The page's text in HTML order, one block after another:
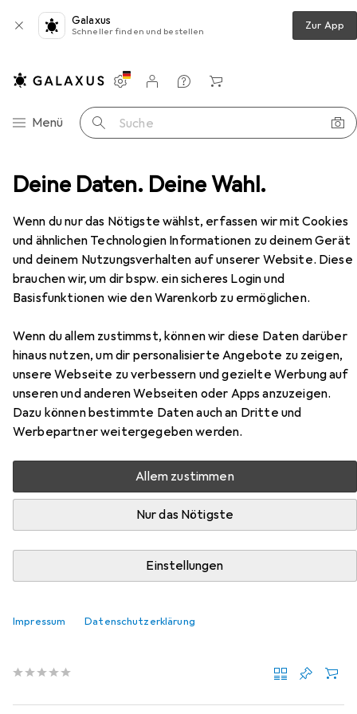
Deine Daten. Deine Wahl.
Wenn du nur das Nötigste wählst, erfassen wir mit Cookies
und ähnlichen Technologien Informationen zu deinem Gerät
und deinem Nutzungsverhalten auf unserer Website. Diese
brauchen wir, um dir bspw. ein sicheres Login und
Basisfunktionen wie den Warenkorb zu ermöglichen.
Wenn du allem zustimmst, können wir diese Daten darüber
hinaus nutzen, um dir personalisierte Angebote zu zeigen,
unsere Webseite zu verbessern und gezielte Werbung auf
unseren und anderen Webseiten oder Apps anzuzeigen.
Dazu können bestimmte Daten auch an Dritte und
Werbepartner weitergegeben werden.
Allem zustimmen
Nur das Nötigste
Einstellungen
Impressum Datenschutzerklärung
Galaxus
Schneller finden und bestellen Zur App
Navigation nach Kategorien
Menü Suche
Einstellungen
Kundenkonto
Vergleichslisten
Merklisten
Warenkorb
Couchtisch + Beistelltisch Skye Decor Onyx
EUR
93,90
Skye Decor Onyx
40 x 50 cm
Zubehör für Skye Decor Onyx
Hier findest du passendes Zubehör zum Produkt Skye
Decor Onyx aus der Kategorie Möbelgleiter +
Schutzpuffer.
Relevanz
Fix-o-moll Teppich-Gleiter